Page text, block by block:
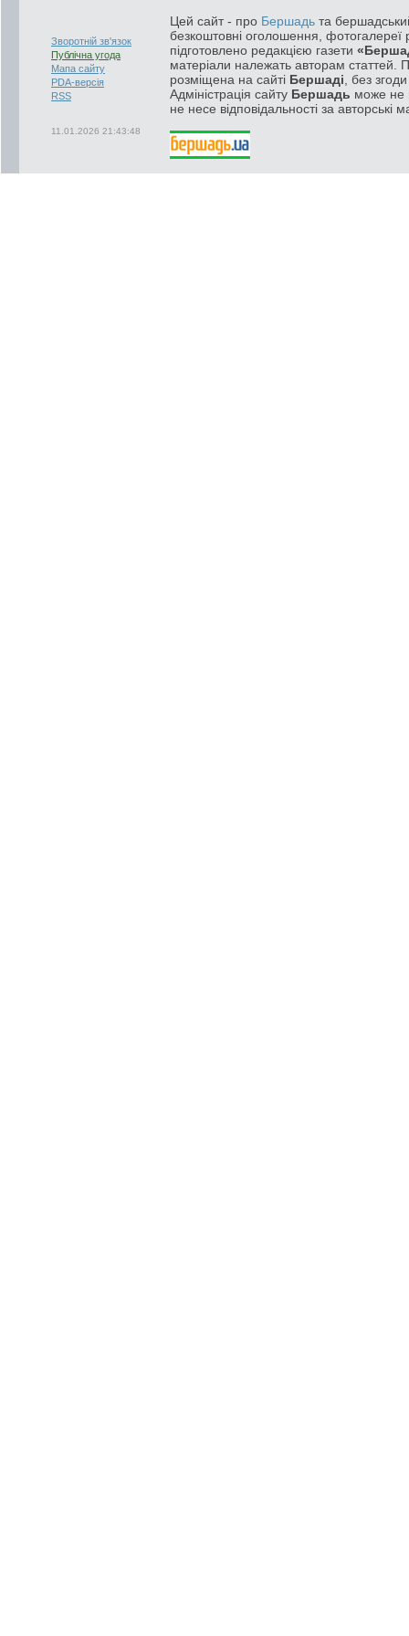
Зворотній зв'язок
Публічна угода
Мапа сайту
PDA-версія
RSS
11.01.2026 21:43:48
Цей сайт - про Бершадь та
безкоштовні оголошення, фотогалереї
підготовлено редакцією газети
матеріали належать авторам статтей.
розміщена на сайті Бершаді , без
Адміністрація сайту Бершадь може не
не несе відповідальності за авторські